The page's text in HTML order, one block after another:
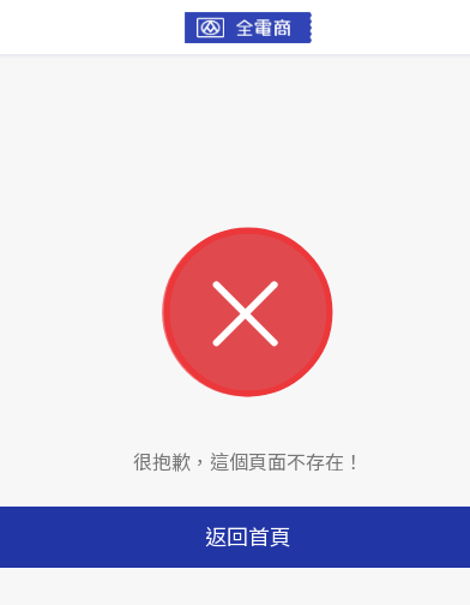
很抱歉，這個頁面不存在！
返回首頁